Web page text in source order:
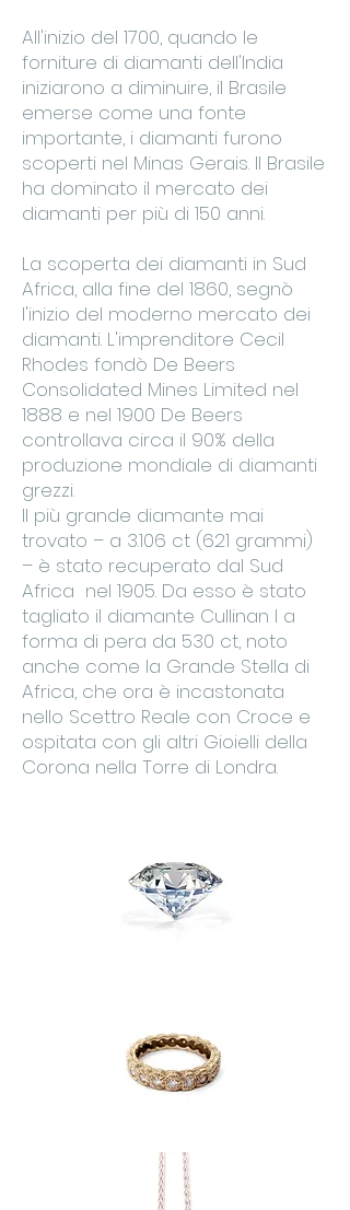
All'inizio del 1700, quando le
forniture di diamanti dell'India
iniziarono a diminuire, il Brasile
emerse come una fonte
importante, i diamanti furono
scoperti nel Minas Gerais. Il Brasile
ha dominato il mercato dei
diamanti per più di 150 anni.
La scoperta dei diamanti in Sud
Africa, alla fine del 1860, segnò
l'inizio del moderno mercato dei
diamanti. L'imprenditore Cecil
Rhodes fondò De Beers
Consolidated Mines Limited nel
1888 e nel 1900 De Beers
controllava circa il 90% della
produzione mondiale di diamanti
grezzi.
Il più grande diamante mai
trovato – a 3.106 ct (621 grammi)
– è stato recuperato dal Sud
Africa nel 1905. Da esso è stato
tagliato il diamante Cullinan I a
forma di pera da 530 ct, noto
anche come la Grande Stella di
Africa, che ora è incastonata
nello Scettro Reale con Croce e
ospitata con gli altri Gioielli della
Corona nella Torre di Londra.